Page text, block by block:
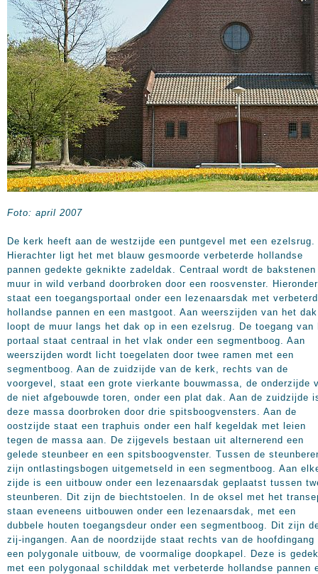
Foto: april 2007
De kerk heeft aan de westzijde een puntgevel met een ezelsrug.
Hierachter ligt het met blauw gesmoorde verbeterde hollandse
pannen gedekte geknikte zadeldak. Centraal wordt de bakstenen
muur in wild verband doorbroken door een roosvenster. Hieronder
staat een toegangsportaal onder een lezenaarsdak met
hollandse pannen en een mastgoot. Aan weerszijden van het dak
loopt de muur langs het dak op in een ezelsrug. De toegang van
portaal staat centraal in het vlak onder een segmentboog. Aan
weerszijden wordt licht toegelaten door twee ramen met een
segmentboog. Aan de zuidzijde van de kerk, rechts van de
voorgevel, staat een grote vierkante bouwmassa, de onderzijde
de niet afgebouwde toren, onder een plat dak. Aan de zuidzijde
deze massa doorbroken door drie spitsboogvensters. Aan de
oostzijde staat een traphuis onder een half kegeldak met leien
tegen de massa aan. De zijgevels bestaan uit alternerend een
gelede steunbeer en een spitsboogvenster. Tussen de
zijn ontlastingsbogen uitgemetseld in een segmentboog. Aan
zijde is een uitbouw onder een lezenaarsdak geplaatst tussen
steunberen. Dit zijn de biechtstoelen. In de oksel met het
staan eveneens uitbouwen onder een lezenaarsdak, met een
dubbele houten toegangsdeur onder een segmentboog. Dit zijn
zij-ingangen. Aan de noordzijde staat rechts van de hoofdingang
een polygonale uitbouw, de voormalige doopkapel. Deze is
met een polygonaal schilddak met verbeterde hollandse pannen